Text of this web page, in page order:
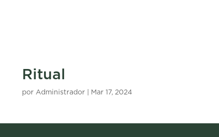
Ritual
por Administrador| Mar 17, 2024